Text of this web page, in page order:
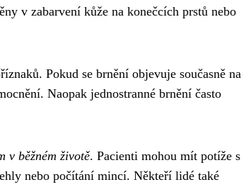
v zabarvení kůže na konečcích prstů nebo
Pokud se brnění objevuje současně na
Naopak jednostranné brnění často
v běžném životě. Pacienti mohou mít potíže s
nebo počítání mincí. Někteří lidé také